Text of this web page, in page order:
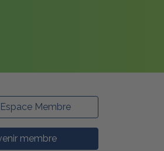
Membre
membre